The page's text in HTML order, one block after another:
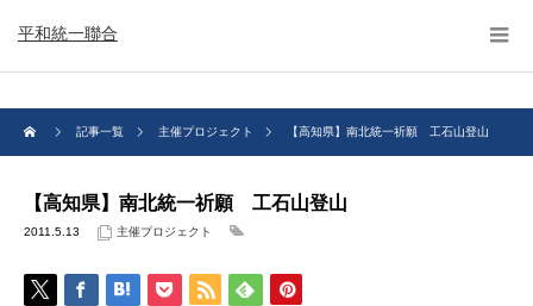
平和統一聯合
記事一覧 主催プロジェクト 【高知県】南北統一祈願 工石山登山
【高知県】南北統一祈願 工石山登山
2011.5.13 主催プロジェクト